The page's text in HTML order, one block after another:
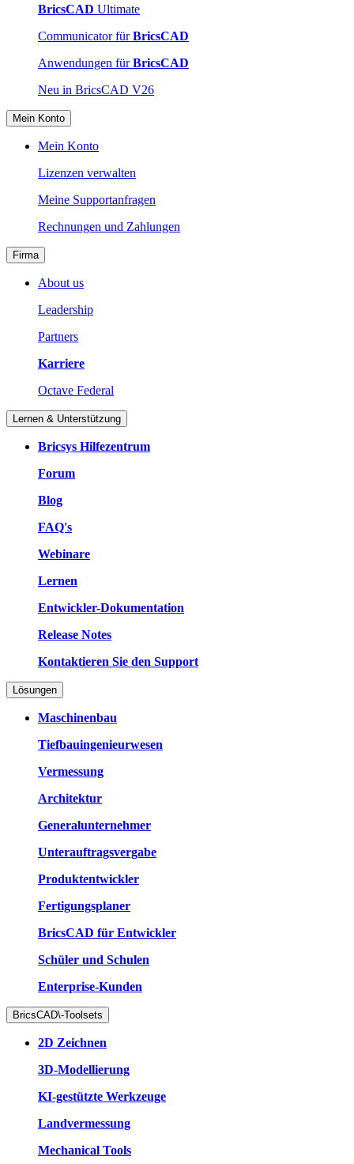
BricsCAD Ultimate
Communicator fürBricsCAD
Anwendungen fürBricsCAD
Neu in BricsCAD V26
Mein Konto
Mein Konto
Lizenzen verwalten
Meine Supportanfragen
Rechnungen und Zahlungen
Firma
About us
Leadership
Partners
Karriere
Octave Federal
Lernen & Unterstützung
Bricsys Hilfezentrum
Forum
Blog
FAQ's
Webinare
Lernen
Entwickler-Dokumentation
Release Notes
Kontaktieren Sie den Support
Lösungen
Maschinenbau
Tiefbauingenieurwesen
Vermessung
Architektur
Generalunternehmer
Unterauftragsvergabe
Produktentwickler
Fertigungsplaner
BricsCAD für Entwickler
Schüler und Schulen
Enterprise-Kunden
BricsCAD\-Toolsets
2D Zeichnen
3D-Modellierung
KI-gestützte Werkzeuge
Landvermessung
Mechanical Tools